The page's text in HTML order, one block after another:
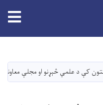
کې د علمي څېړنو او مجلې